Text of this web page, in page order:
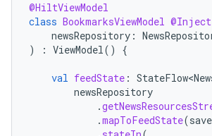
@HiltViewModel
class BookmarksViewModel @Inject
newsRepository :
)
: ViewModel() {
val feedState :
newsRepository
.
.mapToFeedState(